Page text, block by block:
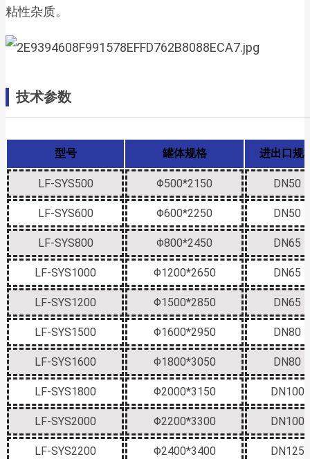
粘性杂质。
技术参数
型号 罐体规格 进出口规
LF-SYS500 Φ500*2150 DN50
LF-SYS600 Φ600*2250 DN50
LF-SYS800 Φ800*2450 DN65
LF-SYS1000 Φ1200*2650 DN65
LF-SYS1200 Φ1500*2850 DN65
LF-SYS1500 Φ1600*2950 DN80
LF-SYS1600 Φ1800*3050 DN80
LF-SYS1800 Φ2000*3150 DN100
LF-SYS2000 Φ2200*3300 DN100
LF-SYS2200 Φ2400*3400 DN125